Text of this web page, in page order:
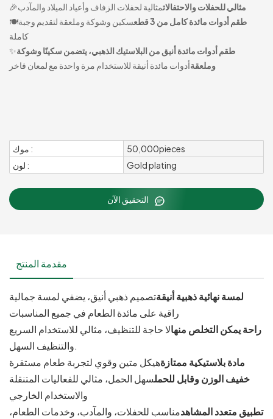
🎉
مثالي للحفلات والاحتفالاتمثالية لحفلات الزفاف وأعياد الميلاد والمآدب
🍽️
طقم أدوات مائدة كامل من 3 قطع
سكين وشوكة وملعقة لتقديم وجبة
كاملة
✨طقم أدوات مائدة أنيق من البلاستيك الذهبي، يتضمن سكينًا وشوكة
وملعقةأدوات مائدة أنيقة للاستخدام مرة واحدة مع لمعان فاخر
موك :
50,000pieces
لون :
Gold plating
مقدمة المنتج
لمسة نهائية ذهبية أنيقةتصميم ذهبي أنيق، يضفي لمسة جمالية
راقية على مائدة الطعام في جميع المناسبات
راحة يمكن التخلص منهالا حاجة للتنظيف، مثالي للاستخدام السريع
والتنظيف السهل.
مادة بلاستيكية ممتازةهيكل متين وقوي لتجربة طعام مستقرة
خفيف الوزن وقابل للحملسهل الحمل، مثالي للفعاليات المتنقلة
والاستخدام الخارجي
تطبيق متعدد المشاهدمناسب للحفلات، والمآدب، وخدمات الطعام،